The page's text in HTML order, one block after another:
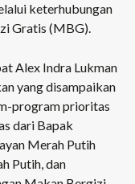
keterhubungan
Gratis (MBG).
Alex Indra Lukman
yang disampaikan
program prioritas
dari Bapak
Merah Putih
Putih, dan